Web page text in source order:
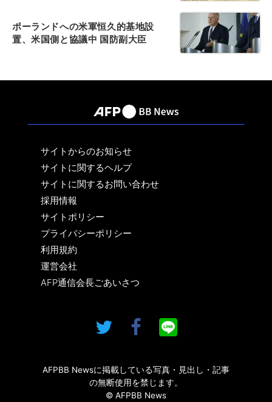
ポーランドへの米軍恒久的基地設
置、米国側と協議中 国防副大臣
サイトからのお知らせ
サイトに関するヘルプ
サイトに関するお問い合わせ
採用情報
サイトポリシー
プライバシーポリシー
利用規約
運営会社
AFP通信会長ごあいさつ
AFPBB Newsに掲載している写真・見出し・記事
の無断使用を禁じます。
© AFPBB News